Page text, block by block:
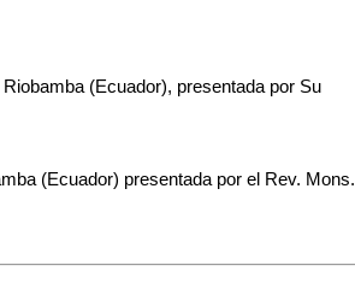
(Ecuador), presentada por Su
(Ecuador) presentada por el Rev. Mons.